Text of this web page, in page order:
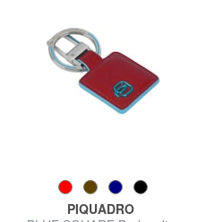
PIQUADRO